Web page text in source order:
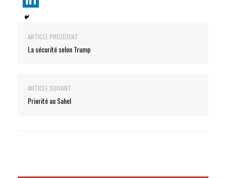
ARTICLE PRÉCÉDENT
La sécurité selon Trump
ARTICLE SUIVANT
Priorité au Sahel